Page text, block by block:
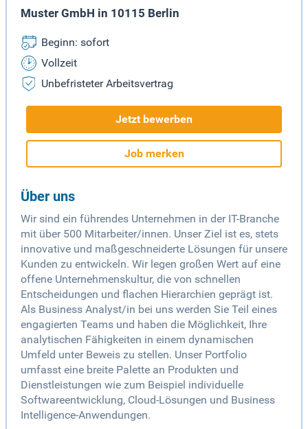
Muster GmbH in 10115 Berlin
Beginn: sofort
Vollzeit
Unbefristeter Arbeitsvertrag
Jetzt bewerben
Job merken
Über uns
Wir sind ein führendes Unternehmen in der IT-Branche
mit über 500 Mitarbeiter/innen. Unser Ziel ist es, stets
innovative und maßgeschneiderte Lösungen für unsere
Kunden zu entwickeln. Wir legen großen Wert auf eine
offene Unternehmenskultur, die von schnellen
Entscheidungen und flachen Hierarchien geprägt ist.
Als Business Analyst/in bei uns werden Sie Teil eines
engagierten Teams und haben die Möglichkeit, Ihre
analytischen Fähigkeiten in einem dynamischen
Umfeld unter Beweis zu stellen. Unser Portfolio
umfasst eine breite Palette an Produkten und
Dienstleistungen wie zum Beispiel individuelle
Softwareentwicklung, Cloud-Lösungen und Business
Intelligence-Anwendungen.